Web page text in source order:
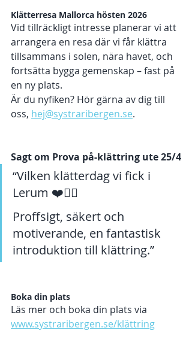
Klätterresa Mallorca hösten 2026
Vid tillräckligt intresse planerar vi att
arrangera en resa där vi får klättra
tillsammans i solen, nära havet, och
fortsätta bygga gemenskap – fast på
en ny plats.
Är du nyfiken? Hör gärna av dig till
oss, hej@systraribergen.se.
Sagt om Prova på-klättring ute 25/4
“Vilken klätterdag vi fick i
Lerum ❤️🧗‍♀️
Proffsigt, säkert och
motiverande, en fantastisk
introduktion till klättring.”
Boka din plats
Läs mer och boka din plats via
www.systraribergen.se/klättring